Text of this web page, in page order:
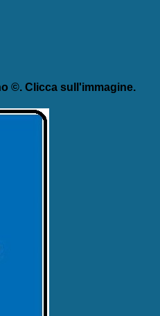
©. Clicca sull'immagine.